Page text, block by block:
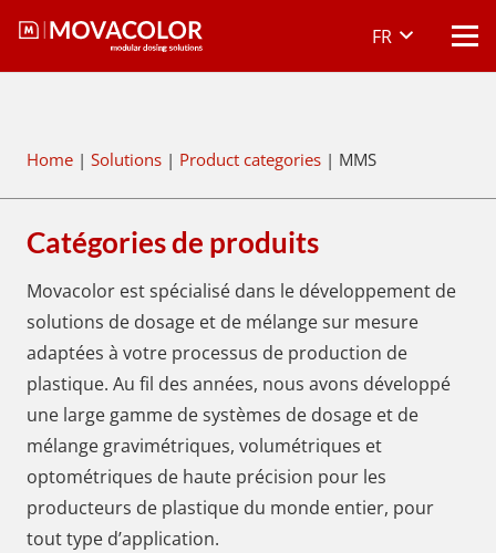
FR
Home | Solutions | Product categories | MMS
Catégories de produits
Movacolor est spécialisé dans le développement de
solutions de dosage et de mélange sur mesure
adaptées à votre processus de production de
plastique. Au fil des années, nous avons développé
une large gamme de systèmes de dosage et de
mélange gravimétriques, volumétriques et
optométriques de haute précision pour les
producteurs de plastique du monde entier, pour
tout type d’application.